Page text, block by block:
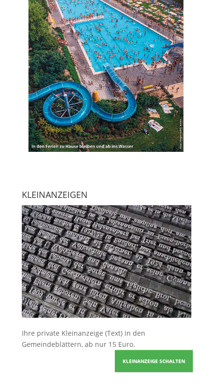
KLEINANZEIGEN
Ihre private Kleinanzeige (Text) in den
Gemeindeblättern, ab nur 15 Euro.
KLEINANZEIGE SCHALTEN